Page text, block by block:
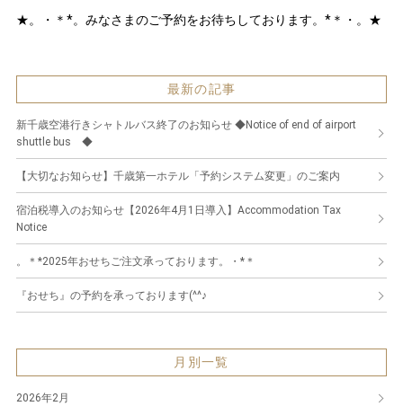
★。・＊*。みなさまのご予約をお待ちしております。*＊・。★
最新の記事
新千歳空港行きシャトルバス終了のお知らせ ◆Notice of end of airport
shuttle bus ◆
【大切なお知らせ】千歳第一ホテル「予約システム変更」のご案内
宿泊税導入のお知らせ【2026年4月1日導入】Accommodation Tax
Notice
。＊*2025年おせちご注文承っております。・*＊
『おせち』の予約を承っております(^^♪
月別一覧
2026年2月